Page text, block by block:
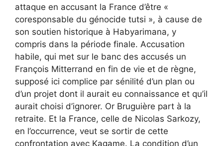
attaque en accusant la France d’être «
coresponsable du génocide tutsi », à cause de
son soutien historique à Habyarimana, y
compris dans la période finale. Accusation
habile, qui met sur le banc des accusés un
François Mitterrand en fin de vie et de règne,
supposé ici complice par sénilité d’un plan ou
d’un projet dont il aurait eu connaissance et qu’il
aurait choisi d’ignorer. Or Bruguière part à la
retraite. Et la France, celle de Nicolas Sarkozy,
en l’occurrence, veut se sortir de cette
confrontation avec Kagame. La condition d’un